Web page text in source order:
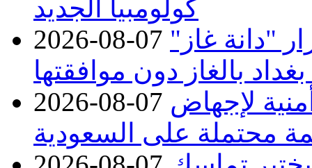
كولومبيا الجديد
2026-08-07 "دانة غاز"
بالغاز دون موافقتها
2026-08-07 لإجهاض
محتملة على السعودية